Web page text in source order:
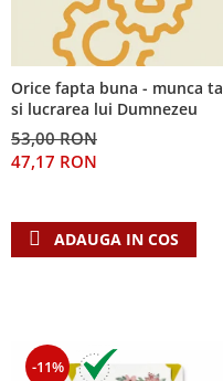
Orice fapta buna - munca ta
si lucrarea lui Dumnezeu
53,00 RON
47,17 RON
ADAUGA IN COS
-11%